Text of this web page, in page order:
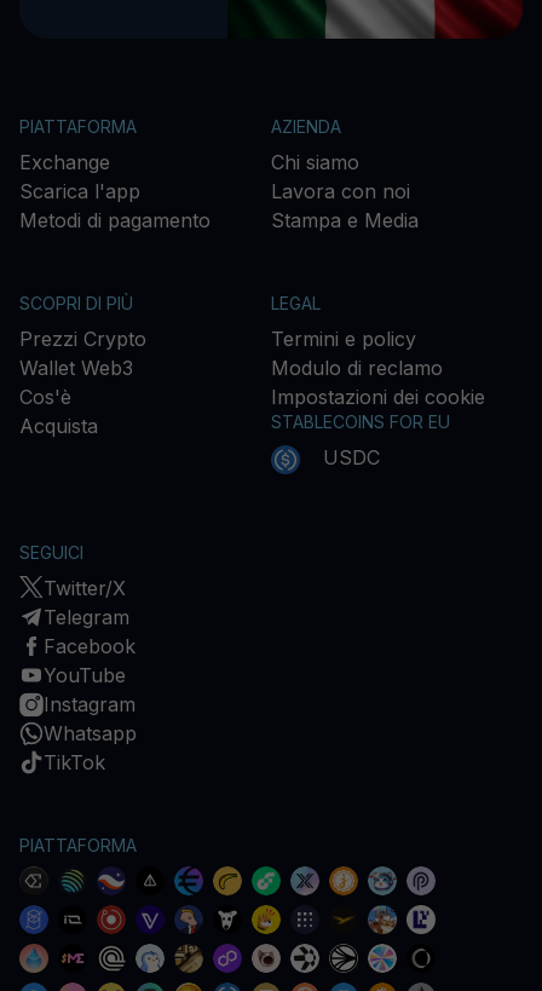
PIATTAFORMA
Exchange
Scarica l'app
Metodi di pagamento
AZIENDA
Chi siamo
Lavora con noi
Stampa e Media
SCOPRI DI PIÙ
Prezzi Crypto
Wallet Web3
Cos'è
Acquista
LEGAL
Termini e policy
Modulo di reclamo
Impostazioni dei cookie
STABLECOINS FOR EU
USDC
SEGUICI
Twitter/X
Telegram
Facebook
YouTube
Instagram
Whatsapp
TikTok
PIATTAFORMA